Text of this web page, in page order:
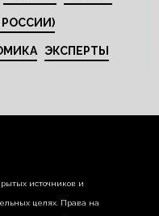
РОССИИ)
ЭКСПЕРТЫ
источников и
целях. Права на